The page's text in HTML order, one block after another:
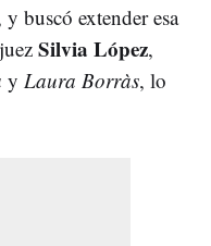
buscó extender esa
Silvia López,
y Laura Borràs, lo